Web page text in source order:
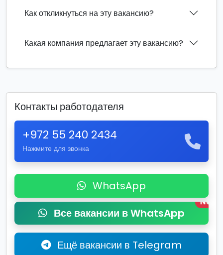
Как откликнуться на эту вакансию?
Какая компания предлагает эту вакансию?
Контакты работодателя
+972 55 240 2434
Нажмите для звонка
WhatsApp
Все вакансии в WhatsApp
New
Ещё вакансии в Telegram